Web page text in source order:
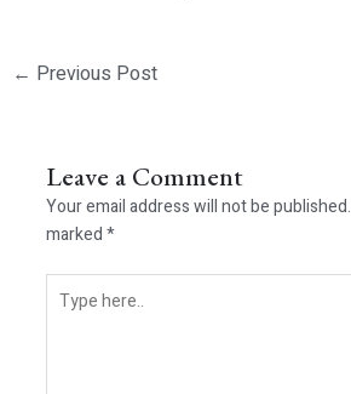
← Previous Post
Leave a Comment
Your email address will not be published.
marked*
here..